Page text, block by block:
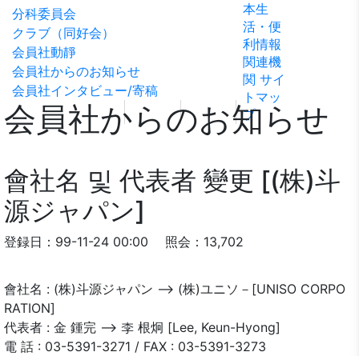
ェブア
クセシ
ビリテ
ィ方針
わせ
本生
活・便
利情報
関連機
関 サイ
トマッ
プ
分科委員会
クラブ（同好会）
会員社動靜
会員社からのお知らせ
会員社インタビュー/寄稿
会員社からのお知らせ
會社名 및 代表者 變更 [(株)斗
源ジャパン]
登録日：99-11-24 00:00 照会：13,702
會社名 : (株)斗源ジャパン --> (株)ユニソ－[UNISO CORPO
RATION]
代表者 : 金 鍾完 --> 李 根炯 [Lee, Keun-Hyong]
電 話 : 03-5391-3271 / FAX : 03-5391-3273